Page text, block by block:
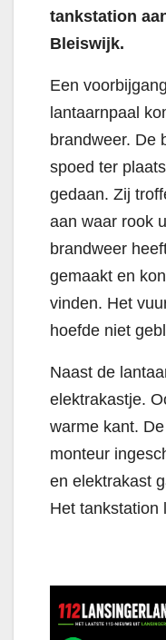
tankstation
Bleiswijk.
Een
lantaarnpaal
brandweer. De
spoed ter
gedaan. Zij
aan waar rook
brandweer
gemaakt en
vinden. Het
hoefde niet
Naast de
elektrakastje.
warme kant.
monteur
en elektrakast
Het tankstation